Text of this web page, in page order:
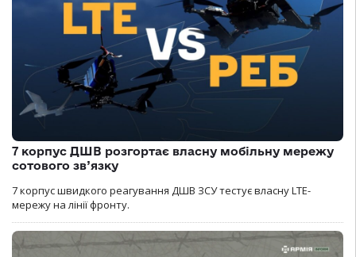
7 корпус ДШВ розгортає власну мобільну мережу
сотового зв’язку
7 корпус швидкого реагування ДШВ ЗСУ тестує власну LTE-
мережу на лінії фронту.